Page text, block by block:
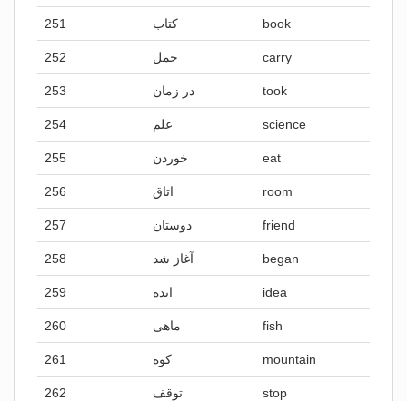
251 کتاب book
252 حمل carry
253 در زمان took
254 علم science
255 خوردن eat
256 اتاق room
257 دوستان friend
258 آغاز شد began
259 ایده idea
260 ماهی fish
261 کوه mountain
262 توقف stop